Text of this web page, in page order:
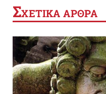
ΣΧΕΤΙΚΑ ΑΡΘΡΑ